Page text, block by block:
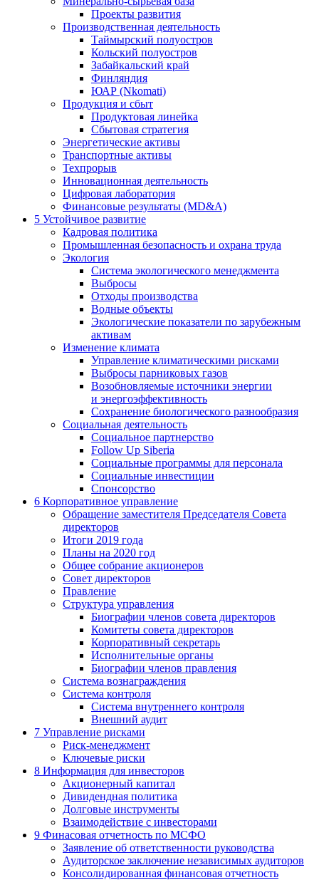
Проекты развития
Производственная деятельность
Таймырский полуостров
Кольский полуостров
Забайкальский край
Финляндия
ЮАР (Nkomati)
Продукция и сбыт
Продуктовая линейка
Сбытовая стратегия
Энергетические активы
Транспортные активы
Техпрорыв
Инновационная деятельность
Цифровая лаборатория
Финансовые результаты (MD&A)
5 Устойчивое развитие
Кадровая политика
Промышленная безопасность и охрана труда
Экология
Система экологического менеджмента
Выбросы
Отходы производства
Водные объекты
Экологические показатели по зарубежным
активам
Изменение климата
Управление климатическими рисками
Выбросы парниковых газов
Возобновляемые источники энергии
и энергоэффективность
Сохранение биологического разнообразия
Социальная деятельность
Социальное партнерство
Follow Up Siberia
Социальные программы для персонала
Социальные инвестиции
Спонсорство
6 Корпоративное управление
Обращение заместителя Председателя Совета
директоров
Итоги 2019 года
Планы на 2020 год
Общее собрание акционеров
Совет директоров
Правление
Структура управления
Биографии членов совета директоров
Комитеты совета директоров
Корпоративный секретарь
Исполнительные органы
Биографии членов правления
Система вознаграждения
Система контроля
Система внутреннего контроля
Внешний аудит
7 Управление рисками
Риск-менеджмент
Ключевые риски
8 Информация для инвесторов
Акционерный капитал
Дивидендная политика
Долговые инструменты
Взаимодействие с инвеcторами
9 Финасовая отчетность по МСФО
Заявление об ответственности руководства
Аудиторское заключение независимых аудиторов
Консолидированная финансовая отчетность